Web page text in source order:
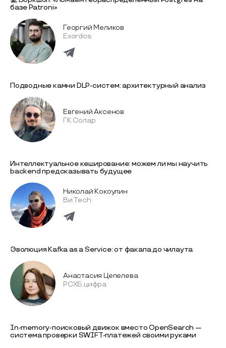
базе Patroni»
Георгий Меликов
Exordos
Подводные камни DLP-систем: архитектурный анализ
Евгений Аксенов
ГК Солар
Интеллектуальное кеширование: можем ли мы научить
backend предсказывать будущее
Николай Кокоулин
Ви.Tech
Эволюция Kafka as a Service: от факапа до чилаута
Анастасия Цепелева
РСХБ.цифра
In-memory-поисковый движок вместо OpenSearch —
система проверки SWIFT-платежей своими руками